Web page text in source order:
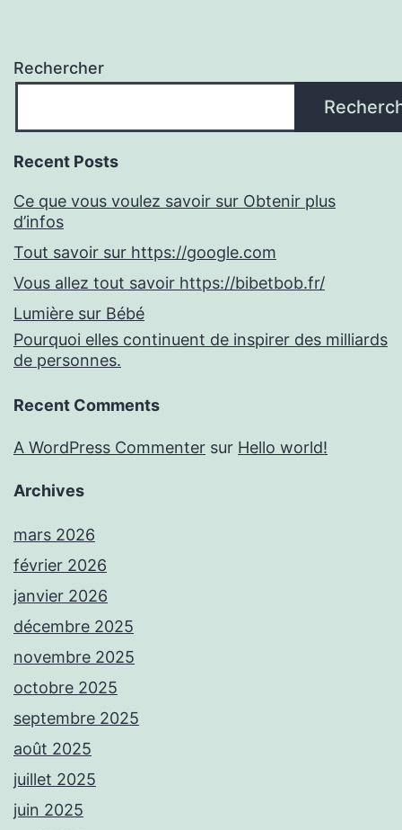
Rechercher
Recent Posts
Ce que vous voulez savoir sur Obtenir plus
d’infos
Tout savoir sur https://google.com
Vous allez tout savoir https://bibetbob.fr/
Lumière sur Bébé
Pourquoi elles continuent de inspirer des milliards
de personnes.
Recent Comments
A WordPress Commenter sur Hello world!
Archives
mars 2026
février 2026
janvier 2026
décembre 2025
novembre 2025
octobre 2025
septembre 2025
août 2025
juillet 2025
juin 2025